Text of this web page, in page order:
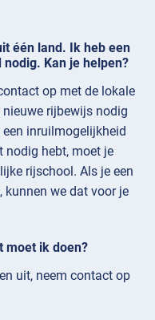
één land. Ik heb een
Kan je helpen?
op met de lokale
rijbewijs nodig
inruilmogelijkheid
nodig hebt, moet je
rijschool. Als je een
we dat voor je
moet ik doen?
uit, neem contact op